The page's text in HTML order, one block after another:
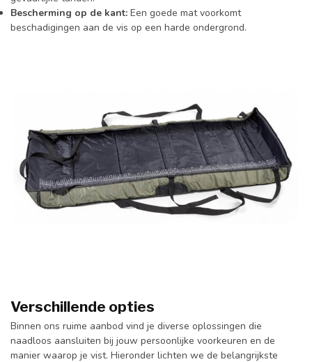
Bescherming op de kant: Een goede mat voorkomt
beschadigingen aan de vis op een harde ondergrond.
Verschillende opties
Binnen ons ruime aanbod vind je diverse oplossingen die
naadloos aansluiten bij jouw persoonlijke voorkeuren en de
manier waarop je vist. Hieronder lichten we de belangrijkste